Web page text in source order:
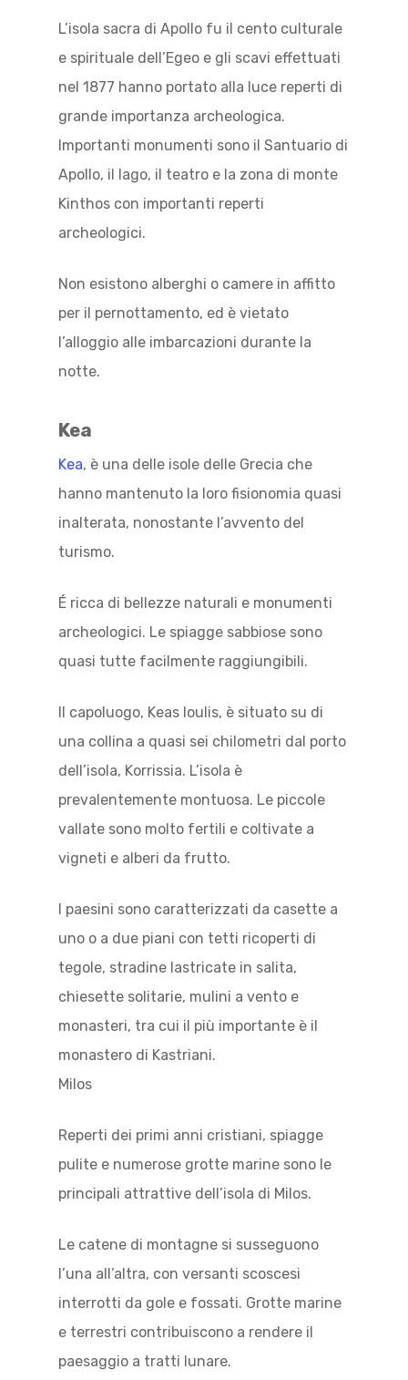
L’isola sacra di Apollo fu il cento culturale
e spirituale dell’Egeo e gli scavi effettuati
nel 1877 hanno portato alla luce reperti di
grande importanza archeologica.
Importanti monumenti sono il Santuario di
Apollo, il lago, il teatro e la zona di monte
Kinthos con importanti reperti
archeologici.
Non esistono alberghi o camere in affitto
per il pernottamento, ed è vietato
l’alloggio alle imbarcazioni durante la
notte.
Kea
Kea, è una delle isole delle Grecia che
hanno mantenuto la loro fisionomia quasi
inalterata, nonostante l’avvento del
turismo.
É ricca di bellezze naturali e monumenti
archeologici. Le spiagge sabbiose sono
quasi tutte facilmente raggiungibili.
Il capoluogo, Keas Ioulis, è situato su di
una collina a quasi sei chilometri dal porto
dell’isola, Korrissia. L’isola è
prevalentemente montuosa. Le piccole
vallate sono molto fertili e coltivate a
vigneti e alberi da frutto.
I paesini sono caratterizzati da casette a
uno o a due piani con tetti ricoperti di
tegole, stradine lastricate in salita,
chiesette solitarie, mulini a vento e
monasteri, tra cui il più importante è il
monastero di Kastriani.
Milos
Reperti dei primi anni cristiani, spiagge
pulite e numerose grotte marine sono le
principali attrattive dell’isola di Milos.
Le catene di montagne si susseguono
l’una all’altra, con versanti scoscesi
interrotti da gole e fossati. Grotte marine
e terrestri contribuiscono a rendere il
paesaggio a tratti lunare.